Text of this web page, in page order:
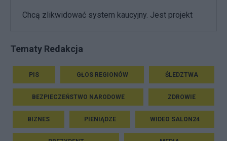
Chcą zlikwidować system kaucyjny. Jest projekt
Tematy Redakcja
PIS GŁOS REGIONÓW ŚLEDZTWA
BEZPIECZEŃSTWO NARODOWE ZDROWIE
BIZNES PIENIĄDZE WIDEO SALON24